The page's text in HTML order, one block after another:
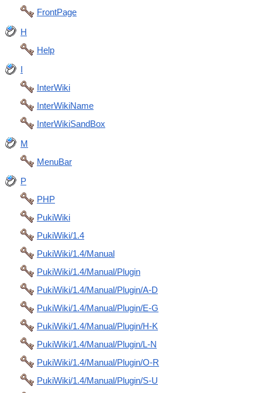
FrontPage
H
Help
I
InterWiki
InterWikiName
InterWikiSandBox
M
MenuBar
P
PHP
PukiWiki
PukiWiki/1.4
PukiWiki/1.4/Manual
PukiWiki/1.4/Manual/Plugin
PukiWiki/1.4/Manual/Plugin/A-D
PukiWiki/1.4/Manual/Plugin/E-G
PukiWiki/1.4/Manual/Plugin/H-K
PukiWiki/1.4/Manual/Plugin/L-N
PukiWiki/1.4/Manual/Plugin/O-R
PukiWiki/1.4/Manual/Plugin/S-U